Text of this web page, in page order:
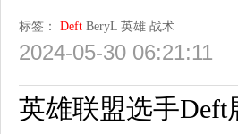
标签： Deft BeryL 英雄 战术
2024-05-30 06:21:11
英雄联盟选手Deft